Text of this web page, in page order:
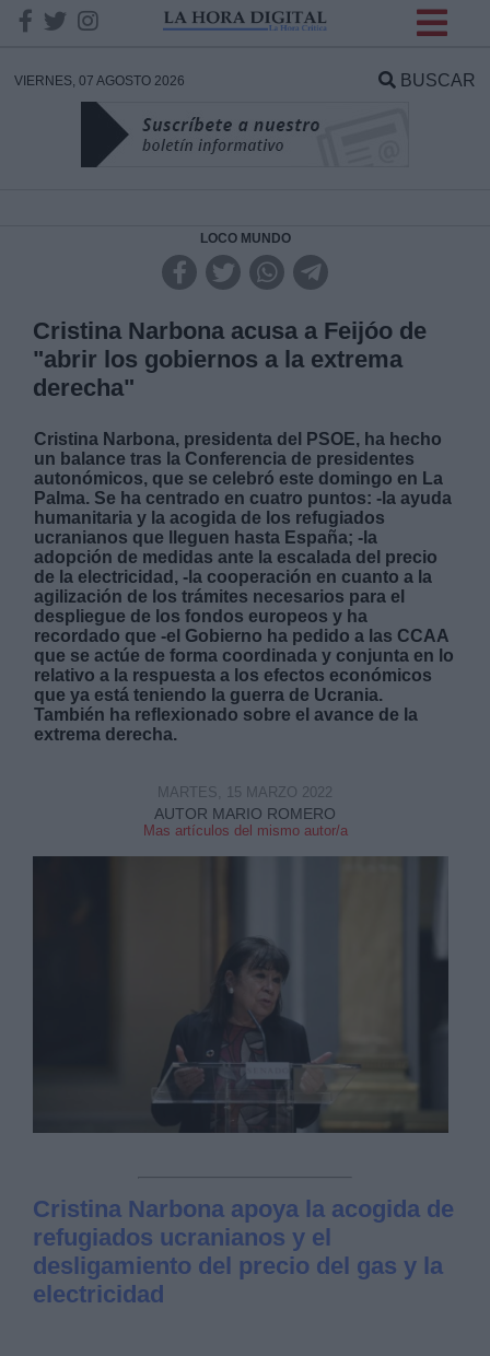
VIERNES, 07 AGOSTO 2026 BUSCAR
LOCO MUNDO
Cristina Narbona acusa a Feijóo de
"abrir los gobiernos a la extrema
derecha"
Cristina Narbona, presidenta del PSOE, ha hecho
un balance tras la Conferencia de presidentes
autonómicos, que se celebró este domingo en La
Palma. Se ha centrado en cuatro puntos: -la ayuda
humanitaria y la acogida de los refugiados
ucranianos que lleguen hasta España; -la
adopción de medidas ante la escalada del precio
de la electricidad, -la cooperación en cuanto a la
agilización de los trámites necesarios para el
despliegue de los fondos europeos y ha
recordado que -el Gobierno ha pedido a las CCAA
que se actúe de forma coordinada y conjunta en lo
relativo a la respuesta a los efectos económicos
que ya está teniendo la guerra de Ucrania.
También ha reflexionado sobre el avance de la
extrema derecha.
AUTOR MARIO ROMERO
Mas artículos del mismo autor/a
MARTES, 15 MARZO 2022
Cristina Narbona apoya la acogida de
refugiados ucranianos y el
desligamiento del precio del gas y la
electricidad
DATOS
Responsable:
Legitimación:
Destinatarios:
Derechos:
link
Información adicional
link